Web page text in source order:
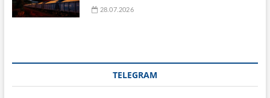
28.07.2026
TELEGRAM